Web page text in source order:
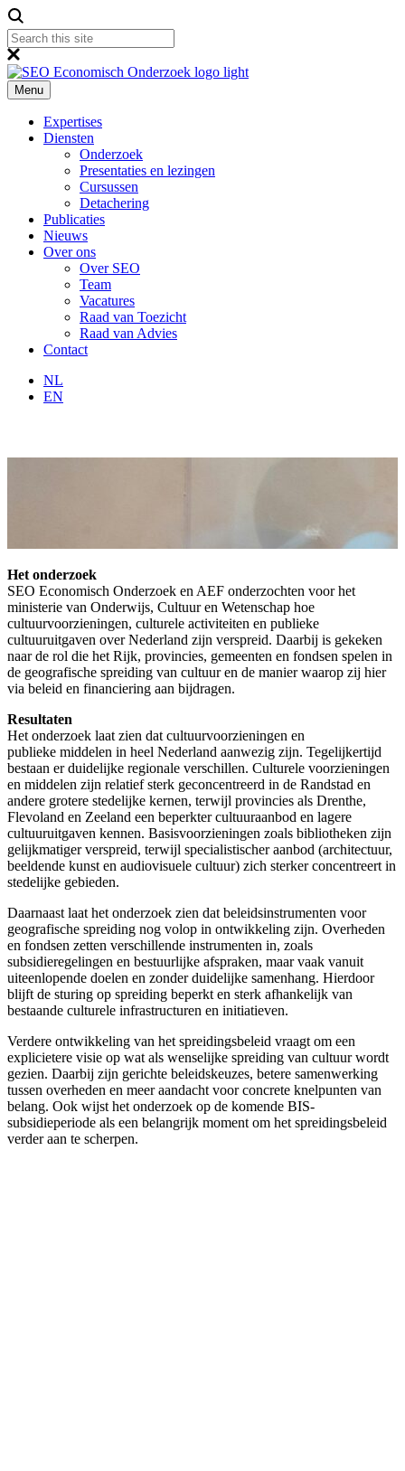
Menu
Expertises
Diensten
Onderzoek
Presentaties en lezingen
Cursussen
Detachering
Publicaties
Nieuws
Over ons
Over SEO
Team
Vacatures
Raad van Toezicht
Raad van Advies
Contact
NL
EN
Het onderzoek
SEO Economisch Onderzoek en AEF onderzochten voor het
ministerie van Onderwijs, Cultuur en Wetenschap hoe
cultuurvoorzieningen, culturele activiteiten en publieke
cultuuruitgaven over Nederland zijn verspreid. Daarbij is gekeken
naar de rol die het Rijk, provincies, gemeenten en fondsen spelen in
de geografische spreiding van cultuur en de manier waarop zij hier
via beleid en financiering aan bijdragen.
Resultaten
Het onderzoek laat zien dat cultuurvoorzieningen en
publieke middelen in heel Nederland aanwezig zijn. Tegelijkertijd
bestaan er duidelijke regionale verschillen. Culturele voorzieningen
en middelen zijn relatief sterk geconcentreerd in de Randstad en
andere grotere stedelijke kernen, terwijl provincies als Drenthe,
Flevoland en Zeeland een beperkter cultuuraanbod en lagere
cultuuruitgaven kennen. Basisvoorzieningen zoals bibliotheken zijn
gelijkmatiger verspreid, terwijl specialistischer aanbod (architectuur,
beeldende kunst en audiovisuele cultuur) zich sterker concentreert in
stedelijke gebieden.
Daarnaast laat het onderzoek zien dat beleidsinstrumenten voor
geografische spreiding nog volop in ontwikkeling zijn. Overheden
en fondsen zetten verschillende instrumenten in, zoals
subsidieregelingen en bestuurlijke afspraken, maar vaak vanuit
uiteenlopende doelen en zonder duidelijke samenhang. Hierdoor
blijft de sturing op spreiding beperkt en sterk afhankelijk van
bestaande culturele infrastructuren en initiatieven.
Verdere ontwikkeling van het spreidingsbeleid vraagt om een
explicietere visie op wat als wenselijke spreiding van cultuur wordt
gezien. Daarbij zijn gerichte beleidskeuzes, betere samenwerking
tussen overheden en meer aandacht voor concrete knelpunten van
belang. Ook wijst het onderzoek op de komende BIS-
subsidieperiode als een belangrijk moment om het spreidingsbeleid
verder aan te scherpen.